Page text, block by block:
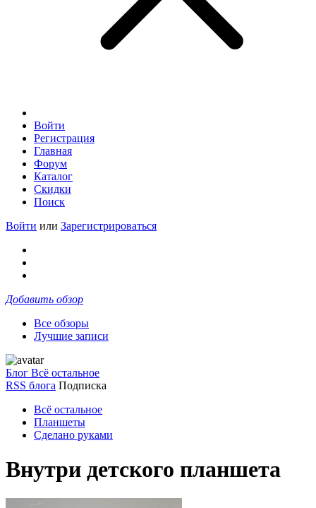
Войти
Регистрация
Главная
Форум
Каталог
Скидки
Поиск
Войти или Зарегистрироваться
Добавить обзор
Все обзоры
Лучшие записи
Блог Всё остальное
RSS блога Подписка
Всё остальное
Планшеты
Сделано руками
Внутри детского планшета